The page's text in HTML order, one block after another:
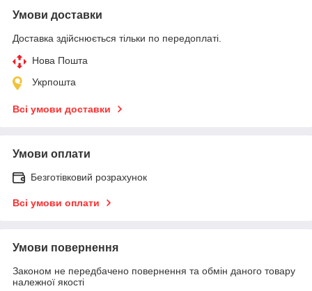
Умови доставки
Доставка здійснюється тільки по передоплаті.
Нова Пошта
Укрпошта
Всі умови доставки
Умови оплати
Безготівковий розрахунок
Всі умови оплати
Умови повернення
Законом не передбачено повернення та обмін даного товару
належної якості